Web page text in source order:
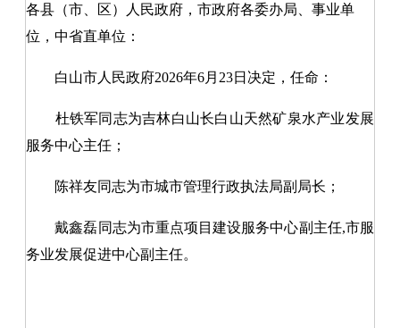
各县（市、区）人民政府，市政府各委办局、事业单
位，中省直单位：
白山市人民政府2026年6月23日决定，任命：
杜铁军同志为吉林白山长白山天然矿泉水产业发展
服务中心主任；
陈祥友同志为市城市管理行政执法局副局长；
戴鑫磊同志为市重点项目建设服务中心副主任,市服
务业发展促进中心副主任。